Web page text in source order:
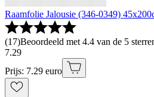
Raamfolie Jalousie (346-0349)
(17)Beoordeeld met 4.4 van de 5
7.29
Prijs: 7.29 euro